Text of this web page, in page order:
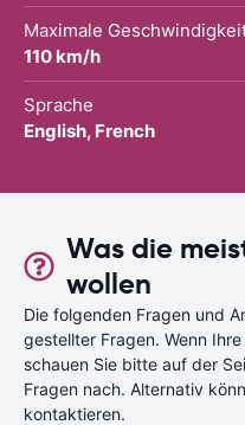
Maximale
110 km/h
Sprache
English, French
Was die
wollen
Die folgenden Fragen und
gestellter Fragen. Wenn
schauen Sie bitte auf der
Fragen nach. Alternativ
kontaktieren.